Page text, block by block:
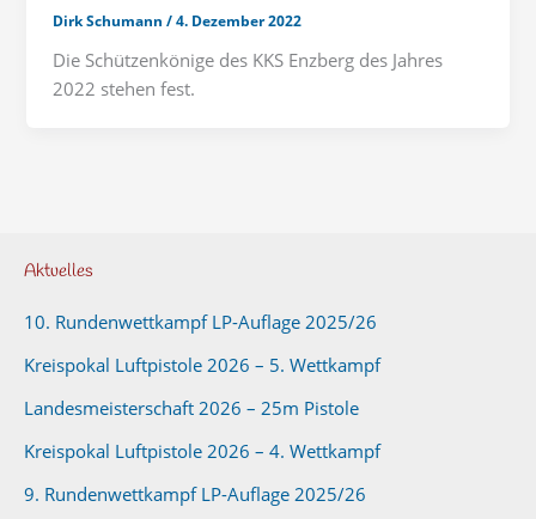
Dirk Schumann/4. Dezember 2022
Die Schützenkönige des KKS Enzberg des Jahres
2022 stehen fest.
Aktuelles
10. Rundenwettkampf LP-Auflage 2025/26
Kreispokal Luftpistole 2026 – 5. Wettkampf
Landesmeisterschaft 2026 – 25m Pistole
Kreispokal Luftpistole 2026 – 4. Wettkampf
9. Rundenwettkampf LP-Auflage 2025/26